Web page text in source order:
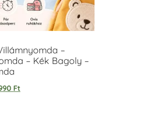
–
– Kék Bagoly –
Ft